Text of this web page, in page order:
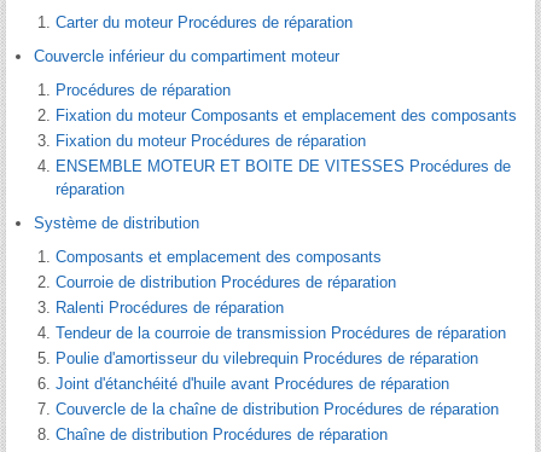
Carter du moteur Procédures de réparation
Couvercle inférieur du compartiment moteur
Procédures de réparation
Fixation du moteur Composants et emplacement des composants
Fixation du moteur Procédures de réparation
ENSEMBLE MOTEUR ET BOITE DE VITESSES Procédures de
réparation
Système de distribution
Composants et emplacement des composants
Courroie de distribution Procédures de réparation
Ralenti Procédures de réparation
Tendeur de la courroie de transmission Procédures de réparation
Poulie d'amortisseur du vilebrequin Procédures de réparation
Joint d'étanchéité d'huile avant Procédures de réparation
Couvercle de la chaîne de distribution Procédures de réparation
Chaîne de distribution Procédures de réparation